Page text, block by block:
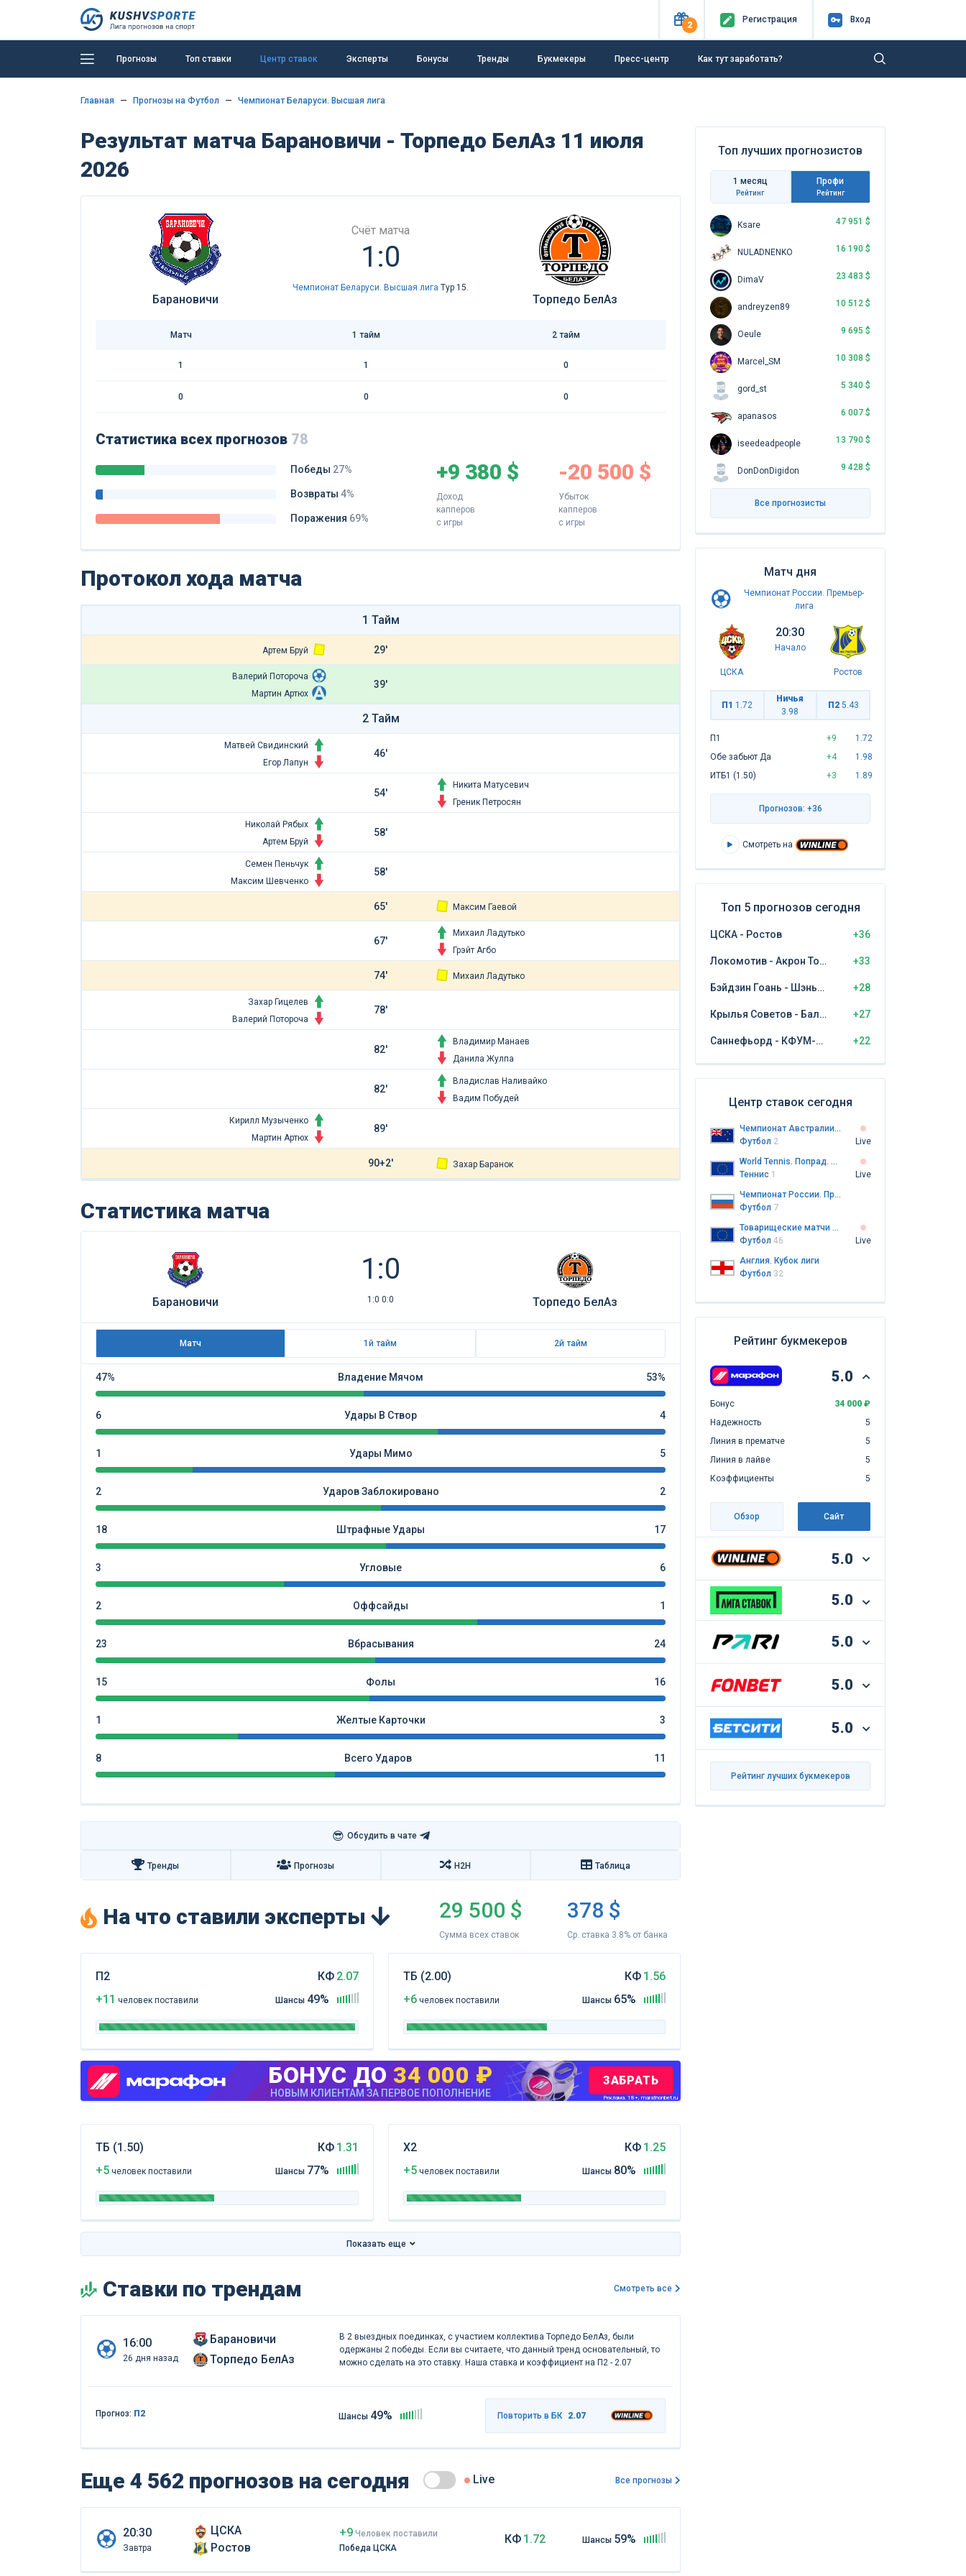
2
Регистрация Вход
Прогнозы Топ ставки Центр ставок Эксперты Бонусы Тренды Букмекеры Пресс-центр Как тут заработать?
Главная Прогнозы на Футбол Чемпионат Беларуси. Высшая лига
Результат матча Барановичи - Торпедо БелАз 11 июля
2026
Барановичи
Счёт матча
1:0
Чемпионат Беларуси. Высшая лига Тур 15.
Торпедо БелАз
Матч 1 тайм 2 тайм
1 1 0
0 0 0
Статистика всех прогнозов 78
Победы 27%
Возвраты 4%
Поражения 69%
+9 380 $
Доход
капперов
с игры
-20 500 $
Убыток
капперов
с игры
Протокол хода матча
1 Тайм
Артем Бруй 29'
Валерий Потороча
Мартин Артюх
39'
2 Тайм
Матвей Свидинский
Егор Лапун
46'
54'
Никита Матусевич
Греник Петросян
Николай Рябых
Артем Бруй
58'
Семен Пеньчук
Максим Шевченко
58'
65' Максим Гаевой
67'
Михаил Ладутько
Грэйт Агбо
74' Михаил Ладутько
Захар Гицелев
Валерий Потороча
78'
82'
Владимир Манаев
Данила Жулпа
82'
Владислав Наливайко
Вадим Побудей
Кирилл Музыченко
Мартин Артюх
89'
90+2' Захар Баранок
Статистика матча
Барановичи
1:0
1:0 0:0 Торпедо БелАз
Матч 1й тайм 2й тайм
47% Владение Мячом 53%
6 Удары В Створ 4
1 Удары Мимо 5
2 Ударов Заблокировано 2
18 Штрафные Удары 17
3 Угловые 6
2 Оффсайды 1
23 Вбрасывания 24
15 Фолы 16
1 Желтые Карточки 3
8 Всего Ударов 11
😎 Обсудить в чате
Тренды Прогнозы H2H Таблица
На что ставили эксперты 29 500 $
Сумма всех ставок
378 $
Ср. ставка 3.8% от банка
П2
+11 человек поставили
КФ 2.07
Шансы 49%
ТБ (2.00)
+6 человекпоставили
КФ 1.56
Шансы 65%
БОНУС ДО 34 000 ₽
НОВЫМ КЛИЕНТАМ ЗА ПЕРВОЕ ПОПОЛНЕНИЕ
ЗАБРАТЬ
Реклама. 18+, marathonbet.ru
ТБ (1.50)
+5 человек поставили
КФ 1.31
Шансы 77%
Х2
+5 человекпоставили
КФ 1.25
Шансы 80%
Показать еще
Ставки по трендам Смотреть все
16:00
26 дня назад
Барановичи
Торпедо БелАз
В 2 выездных поединках, с участием коллектива Торпедо БелАз, были
одержаны 2 победы. Если вы считаете, что данный тренд основательный, то
можно сделать на это ставку. Наша ставка и коэффициент на П2 - 2.07
Прогноз: П2 Шансы 49% Повторить в БК 2.07
Еще 4 562 прогнозов на сегодня Live Все прогнозы
20:30
Завтра
ЦСКА
Ростов
+9 Человек поставили
Победа ЦСКА
КФ 1.72 Шансы 59%
Топ лучших прогнозистов
1 месяц
Рейтинг
Профи
Рейтинг
Ksare 47 951 $
NULADNENKO 16 190 $
DimaV 23 483 $
andreyzen89 10 512 $
Oeule 9 695 $
Marcel_SM 10 308 $
gord_st 5 340 $
apanasos 6 007 $
iseedeadpeople 13 790 $
DonDonDigidon 9 428 $
Все прогнозисты
Матч дня
Чемпионат России. Премьер-
лига
ЦСКА
20:30
Начало
Ростов
П1 1.72
Ничья
3.98
П2 5.43
П1 +9
1.72
Обе забьют Да
+4
1.98
ИТБ1 (1.50)
+3 1.89
Прогнозов: +36
Смотреть на
Топ 5 прогнозов сегодня
ЦСКА - Ростов +36
Локомотив - Акрон Тольятти +33
Бэйдзин Гоань - Шэньчжэнь Пэн Сити +28
Крылья Советов - Балтика Калининград +27
Саннефьорд - КФУМ-Камератене +22
Центр ставок сегодня
Чемпионат Австралии. Премьер-лига Северного Нового Южного Уэльса. Женщины
Футбол 2
Live
World Tennis. Попрад. Пары
Теннис 1
Live
Чемпионат России. Премьер-лига
Футбол 7
Товарищеские матчи клубов
Футбол 46
Live
Англия. Кубок лиги
Футбол 32
Рейтинг букмекеров
5.0
Бонус
34 000 ₽
Надежность
5
Линия в прематче
5
Линия в лайве
5
Коэффициенты
5
Обзор Сайт
5.0
5.0
5.0
5.0
5.0
Рейтинг лучших букмекеров